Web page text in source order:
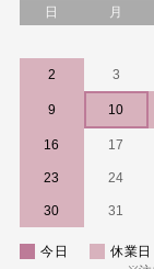
日 月
2 3
9 10
16 17
23 24
30 31
今日
休業日